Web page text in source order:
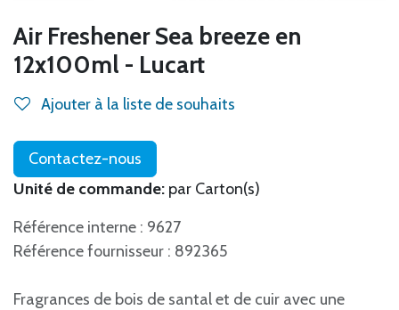
Air Freshener Sea breeze en
12x100ml - Lucart
Ajouter à la liste de souhaits
Contactez-nous
Unité de commande: par Carton(s)
Référence interne : 9627
Référence fournisseur : 892365
Fragrances de bois de santal et de cuir avec une